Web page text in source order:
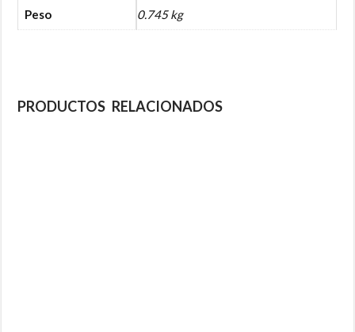
Peso 0.745 kg
PRODUCTOS RELACIONADOS